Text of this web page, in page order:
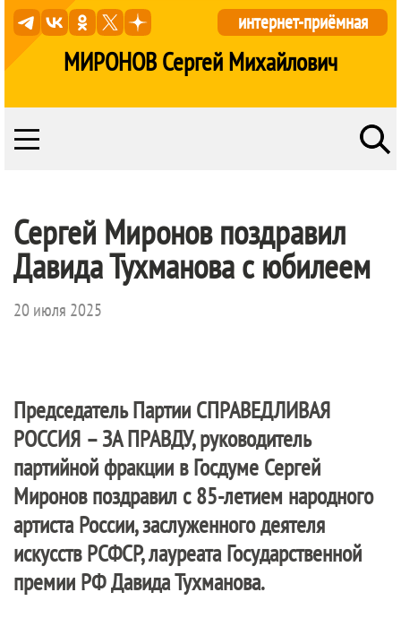
МИРОНОВ Сергей Михайлович
интернет-приёмная
Сергей Миронов поздравил
Давида Тухманова с юбилеем
20 июля 2025
Председатель Партии СПРАВЕДЛИВАЯ
РОССИЯ – ЗА ПРАВДУ, руководитель
партийной фракции в Госдуме Сергей
Миронов поздравил с 85-летием народного
артиста России, заслуженного деятеля
искусств РСФСР, лауреата Государственной
премии РФ Давида Тухманова.